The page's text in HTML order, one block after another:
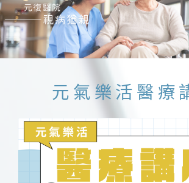
就醫指南
醫學門診
醫療養護服務
元氣樂活醫療